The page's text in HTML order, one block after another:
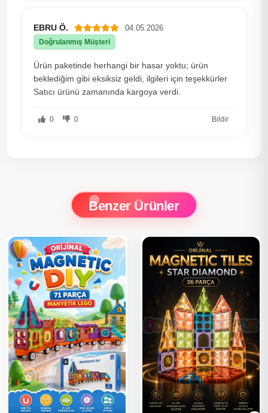
EBRU Ö. 04.05.2026
Doğrulanmış Müşteri
Ürün paketinde herhangi bir hasar yoktu; ürün
beklediğim gibi eksiksiz geldi, ilgileri için teşekkürler
Satıcı ürünü zamanında kargoya verdi.
0 0 Bildir
Benzer Ürünler